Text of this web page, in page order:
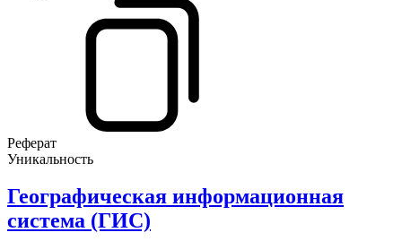
Реферат
Уникальность
Географическая информационная
система (ГИС)